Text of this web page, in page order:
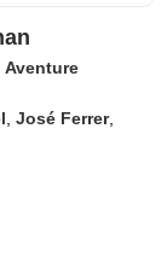
Aventure
,José Ferrer,